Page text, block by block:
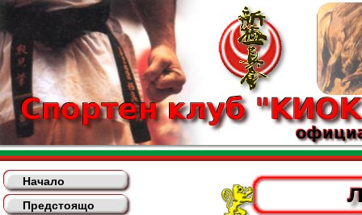
Начало
Предстоящо